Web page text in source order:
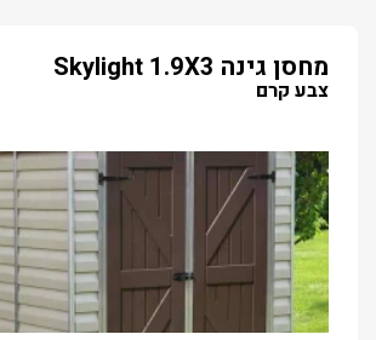
מחסן גינה Skylight 1.9X3
צבע קרם